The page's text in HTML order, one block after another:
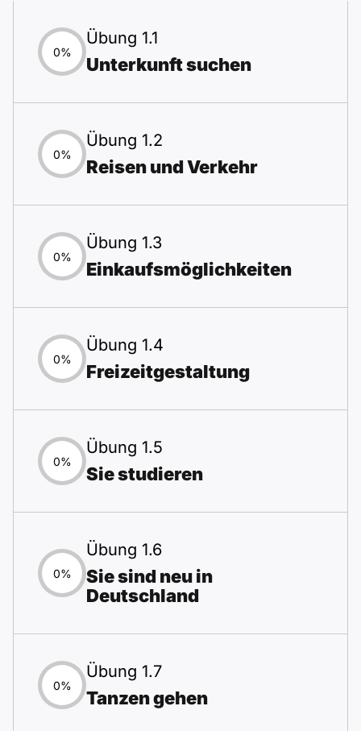
0%
Übung 1.1
Unterkunft suchen
0%
Übung 1.2
Reisen und Verkehr
0%
Übung 1.3
Einkaufsmöglichkeiten
0%
Übung 1.4
Freizeitgestaltung
0%
Übung 1.5
Sie studieren
0%
Übung 1.6
Sie sind neu in
Deutschland
0%
Übung 1.7
Tanzen gehen